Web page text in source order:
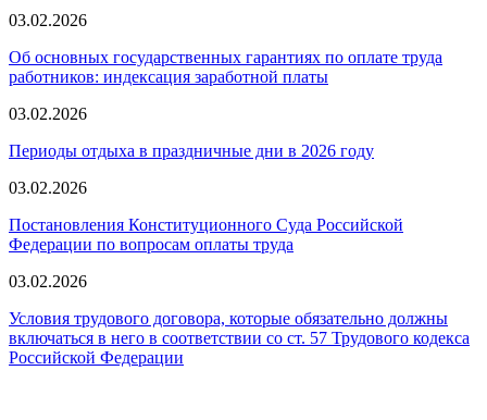
03.02.2026
Об основных государственных гарантиях по оплате труда
работников: индексация заработной платы
03.02.2026
Периоды отдыха в праздничные дни в 2026 году
03.02.2026
Постановления Конституционного Суда Российской
Федерации по вопросам оплаты труда
03.02.2026
Условия трудового договора, которые обязательно должны
включаться в него в соответствии со ст. 57 Трудового кодекса
Российской Федерации